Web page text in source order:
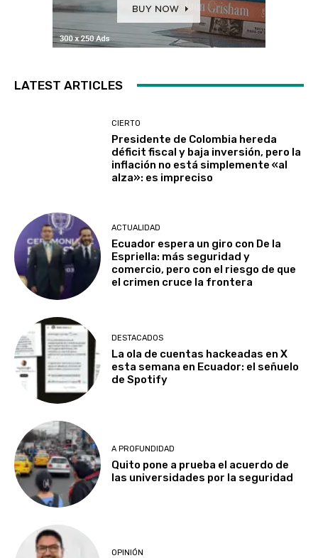
LATEST ARTICLES
CIERTO
Presidente de Colombia hereda
déficit fiscal y baja inversión, pero la
inflación no está simplemente «al
alza»: es impreciso
ACTUALIDAD
Ecuador espera un giro con De la
Espriella: más seguridad y
comercio, pero con el riesgo de que
el crimen cruce la frontera
DESTACADOS
La ola de cuentas hackeadas en X
esta semana en Ecuador: el señuelo
de Spotify
A PROFUNDIDAD
Quito pone a prueba el acuerdo de
las universidades por la seguridad
OPINIÓN